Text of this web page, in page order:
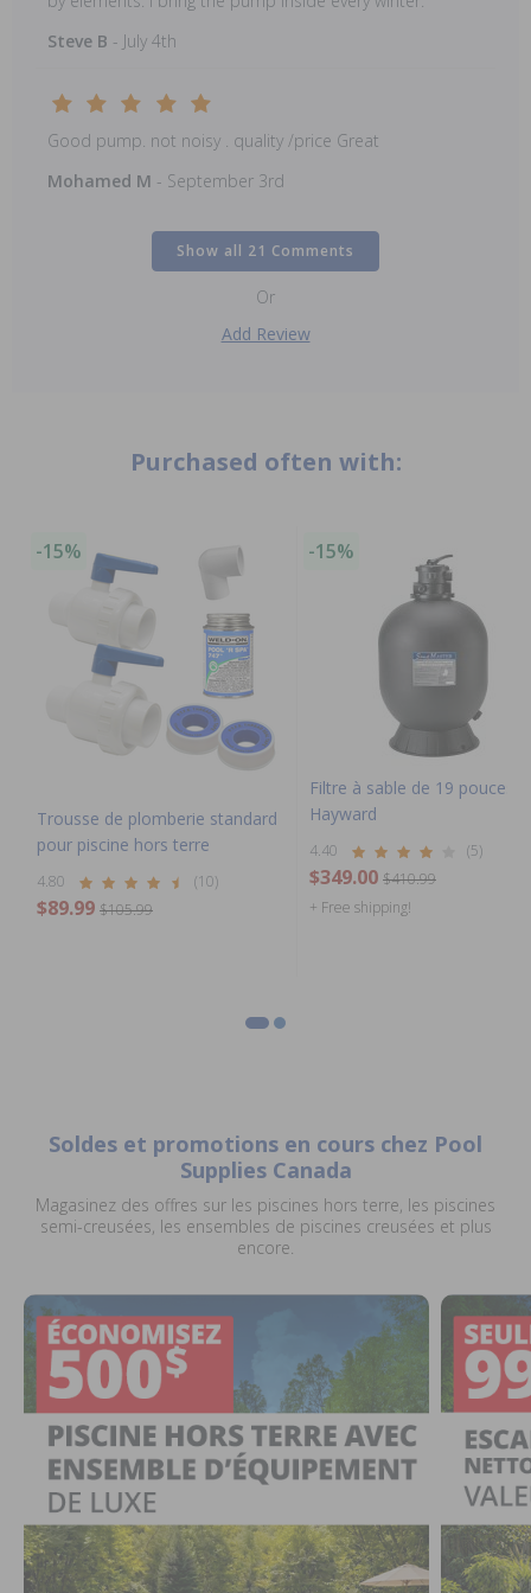
Steve B - July 4th
Good pump. not noisy . quality /price Great
Mohamed M - September 3rd
Show all 21 Comments
Or
Add Review
Purchased often with:
-15%
Trousse de plomberie standard
pour piscine hors terre
4.80 (10)
$89.99 $105.99
-15%
Filtre à sable de 19 pouces
Hayward
4.40 (5)
$349.00 $410.99
+ Free shipping!
Soldes et promotions en cours chez Pool
Supplies Canada
Magasinez des offres sur les piscines hors terre, les piscines
semi-creusées, les ensembles de piscines creusées et plus
encore.